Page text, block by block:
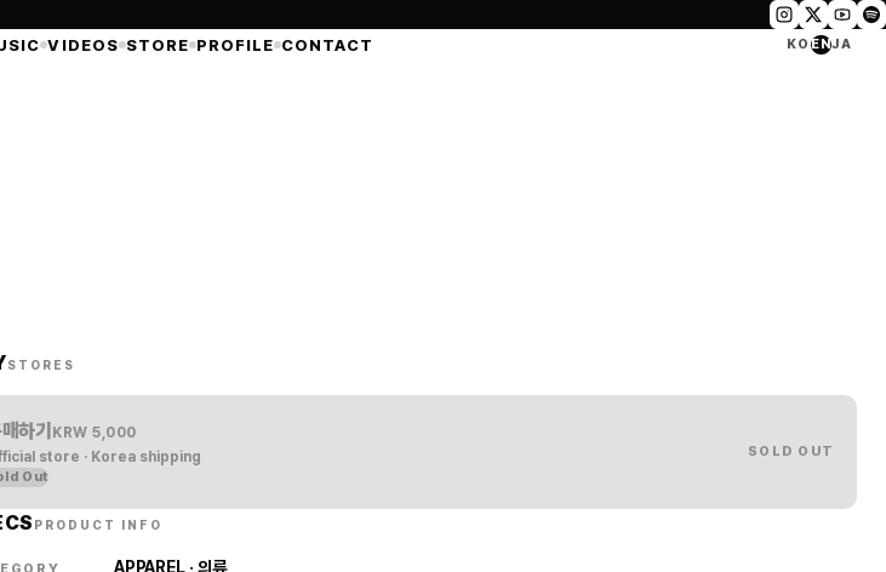
VIDEOS STORE PROFILE CONTACT KO ENJA
STORES
하기 KRW5,000
store · Korea shipping
Out
SOLD OUT
PRODUCT INFO
APPAREL · 의류